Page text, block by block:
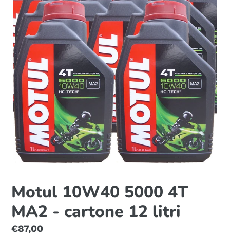
Motul 10W40 5000 4T
MA2 - cartone 12 litri
Prezzo
€87,00